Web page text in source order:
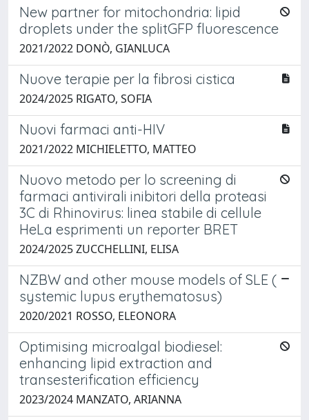
New partner for mitochondria: lipid
droplets under the splitGFP fluorescence
2021/2022 DONÒ, GIANLUCA
Nuove terapie per la fibrosi cistica
2024/2025 RIGATO, SOFIA
Nuovi farmaci anti-HIV
2021/2022 MICHIELETTO, MATTEO
Nuovo metodo per lo screening di
farmaci antivirali inibitori della proteasi
3C di Rhinovirus: linea stabile di cellule
HeLa esprimenti un reporter BRET
2024/2025 ZUCCHELLINI, ELISA
NZBW and other mouse models of SLE (
systemic lupus erythematosus)
2020/2021 ROSSO, ELEONORA
Optimising microalgal biodiesel:
enhancing lipid extraction and
transesterification efficiency
2023/2024 MANZATO, ARIANNA